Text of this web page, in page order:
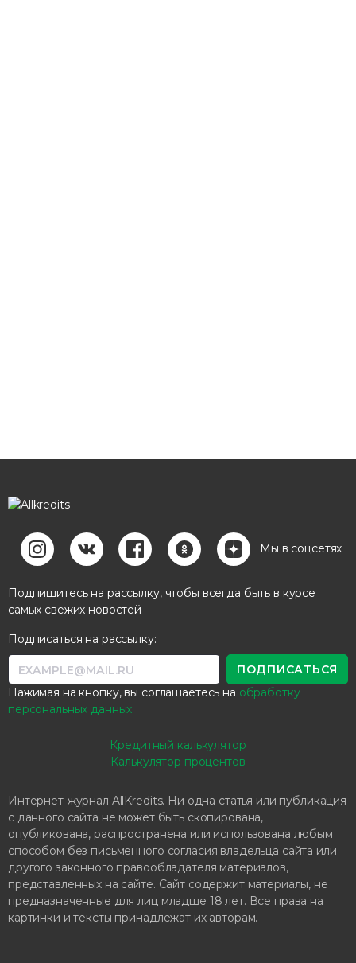
Мы в соцсетях
Подпишитесь на рассылку, чтобы всегда быть в курсе
самых свежих новостей
Подписаться на рассылку:
Нажимая на кнопку, вы соглашаетесь на обработку
персональных данных
Кредитный калькулятор
Калькулятор процентов
Интернет-журнал AllKredits. Ни одна статья или публикация
с данного сайта не может быть скопирована,
опубликована, распространена или использована любым
способом без письменного согласия владельца сайта или
другого законного правообладателя материалов,
представленных на сайте. Сайт содержит материалы, не
предназначенные для лиц младше 18 лет. Все права на
картинки и тексты принадлежат их авторам.